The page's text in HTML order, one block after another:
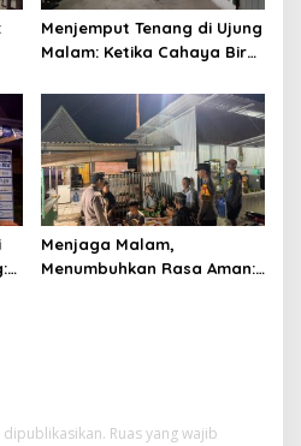
Menjemput Tenang di Ujung
Malam: Ketika Cahaya Biru
Istirahat Warga
Sabbangparu
Menjaga Malam,
Menumbuhkan Rasa Aman:
Ruas yang wajib